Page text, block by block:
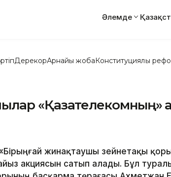
Әлемде
ДерекқорАрнайы жобаКонституциялық
«Қазақтелекомның»
жинақтаушы зейнетақы
акциясын сатып алады. Бұл